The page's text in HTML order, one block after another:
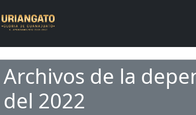
Archivos de la
del 2022